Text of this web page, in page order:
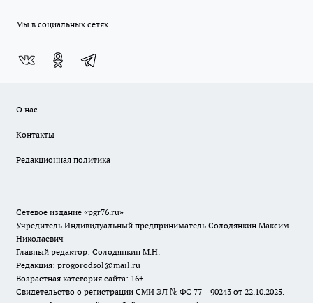
Мы в социальных сетях
О нас
Контакты
Редакционная политика
Сетевое издание «pgr76.ru»
Учредитель Индивидуальный предприниматель Солодянкин Максим
Николаевич
Главный редактор: Солодянкин М.Н.
Редакция: progorodsol@mail.ru
Возрастная категория сайта: 16+
Свидетельство о регистрации СМИ ЭЛ № ФС 77 – 90243 от 22.10.2025.